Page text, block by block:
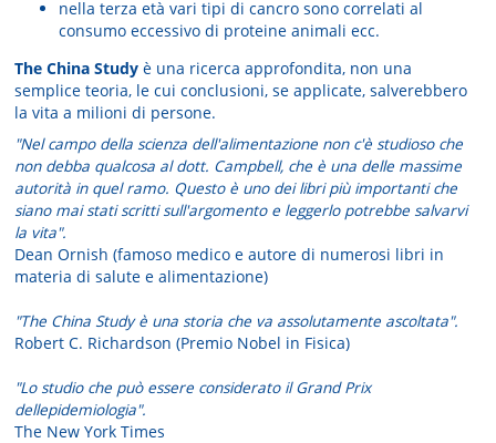
nella terza età vari tipi di cancro sono correlati al
consumo eccessivo di proteine animali ecc.
The China Studyè una ricerca approfondita, non una
semplice teoria, le cui conclusioni, se applicate, salverebbero
la vita a milioni di persone.
"Nel campo della scienza dell'alimentazione non c'è studioso che
non debba qualcosa al dott. Campbell, che è una delle massime
autorità in quel ramo. Questo è uno dei libri più importanti che
siano mai stati scritti sull'argomento e leggerlo potrebbe salvarvi
la vita".
Dean Ornish (famoso medico e autore di numerosi libri in
materia di salute e alimentazione)
"The China Study è una storia che va assolutamente ascoltata".
Robert C. Richardson (Premio Nobel in Fisica)
"Lo studio che può essere considerato il Grand Prix
dellepidemiologia".
The New York Times